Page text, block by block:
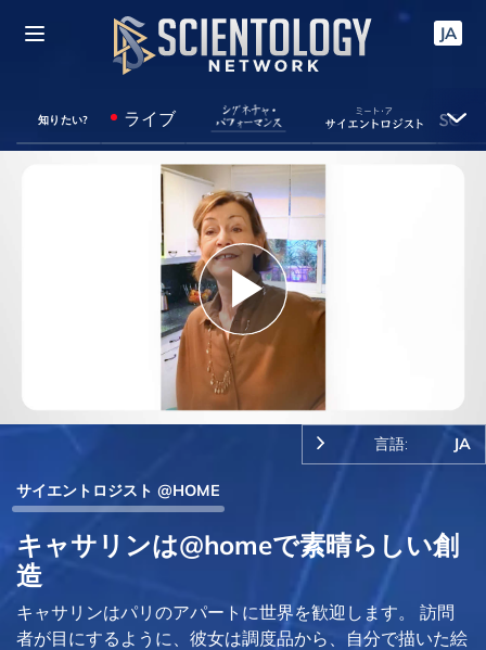
JA
知りたい? ライブ
Play
Video
言語: JA
サイエントロジスト @HOME
キャサリンは@homeで素晴らしい創
造
キャサリンはパリのアパートに世界を歓迎します。 訪問
者が目にするように、彼女は調度品から、自分で描いた絵